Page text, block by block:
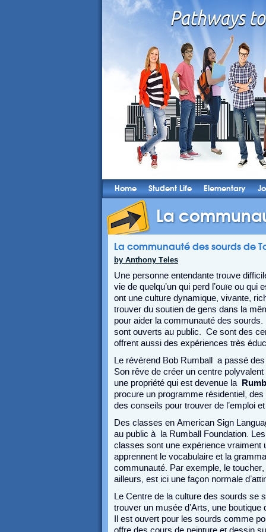
Home Student Life Elementary
La
La communauté des sourds de
by Anthony Teles
Une personne entendante trouve
vie de quelqu’un qui perd l’ouïe ou
ont une culture dynamique, vivante,
trouver du soutien de gens dans la
pour aider la communauté des
sont ouverts au public. Ce sont des
offrent aussi des expériences très
Le révérend Bob Rumball a passé
Son rêve de créer un centre
une propriété qui est devenue la
procure un programme résidentiel,
des conseils pour trouver de l’emploi
Des classes en American Sign
au public à la Rumball Foundation.
classes sont une expérience vraiment
apprennent le vocabulaire et la
communauté. Par exemple, le
ailleurs, est ici une façon normale
Le Centre de la culture des sourds
trouver un musée d’Arts, une
Il est ouvert pour les sourds comme